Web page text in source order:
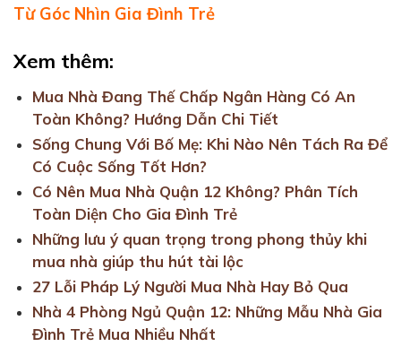
Từ Góc Nhìn Gia Đình Trẻ
Xem thêm:
Mua Nhà Đang Thế Chấp Ngân Hàng Có An
Toàn Không? Hướng Dẫn Chi Tiết
Sống Chung Với Bố Mẹ: Khi Nào Nên Tách Ra Để
Có Cuộc Sống Tốt Hơn?
Có Nên Mua Nhà Quận 12 Không? Phân Tích
Toàn Diện Cho Gia Đình Trẻ
Những lưu ý quan trọng trong phong thủy khi
mua nhà giúp thu hút tài lộc
27 Lỗi Pháp Lý Người Mua Nhà Hay Bỏ Qua
Nhà 4 Phòng Ngủ Quận 12: Những Mẫu Nhà Gia
Đình Trẻ Mua Nhiều Nhất